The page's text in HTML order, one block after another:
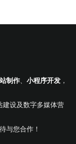
制作 小程序开发 ，
建设及数字多媒体营
与您合作！